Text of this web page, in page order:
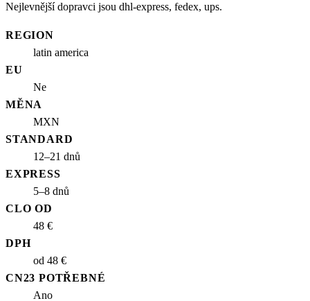
Nejlevnější dopravci jsou dhl-express, fedex, ups.
REGION
latin america
EU
Ne
MĚNA
MXN
STANDARD
12–21 dnů
EXPRESS
5–8 dnů
CLO OD
48 €
DPH
od 48 €
CN23 POTŘEBNÉ
Ano